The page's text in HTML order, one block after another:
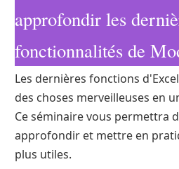
approfondir les
fonctionnalités de
Les dernières fonctions
des choses merveilleuses en
Ce séminaire vous permettra
approfondir et mettre en
plus utiles.